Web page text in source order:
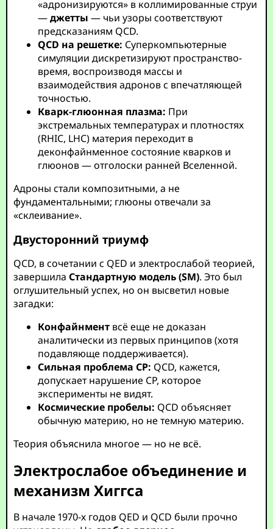
«адронизируются» в коллимированные струи
—джетты — чьи узоры соответствуют
предсказаниям QCD.
QCD на решетке: Суперкомпьютерные
симуляции дискретизируют пространство-
время, воспроизводя массы и
взаимодействия адронов с впечатляющей
точностью.
Кварк-глюонная плазма: При
экстремальных температурах и плотностях
(RHIC, LHC) материя переходит в
деконфайнменное состояние кварков и
глюонов — отголоски ранней Вселенной.
Адроны стали композитными, а не
фундаментальными; глюоны отвечали за
«склеивание».
Двусторонний триумф
QCD, в сочетании с QED и электрослабой теорией,
завершилаСтандартную модель (SM). Это был
оглушительный успех, но он высветил новые
загадки:
Конфайнмент всё еще не доказан
аналитически из первых принципов (хотя
подавляюще поддерживается).
Сильная проблема CP: QCD, кажется,
допускает нарушение CP, которое
эксперименты не видят.
Космические пробелы: QCD объясняет
обычную материю, но не темную материю.
Теория объяснила многое — но не всё.
Электрослабое объединение и
механизм Хиггса
В начале 1970-х годов QED и QCD были прочно